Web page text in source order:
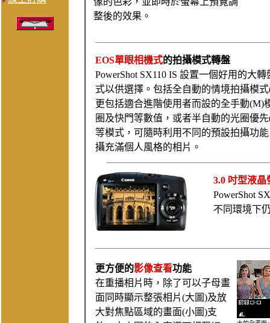
整後的效果。
EOS單眼相機式的拍攝模式轉盤
PowerShot SX110 IS 設置一個好用的大
式以供選擇。包括全自動的情境拍攝模
更包括適合進階使用者而設的全手動(M)
圈及快門等數值，或者半自動的光圈優
等模式，可隨時利用不同的預設拍攝功
攝充滿個人風格的相片。
3.0 吋型液晶
PowerShot
不同環境下
更方便的影像查看功能
在重播相片時，除了可以子母畫
面同時顯示整張相片(大圖)及放
大對焦點區域的畫面(小圖)支